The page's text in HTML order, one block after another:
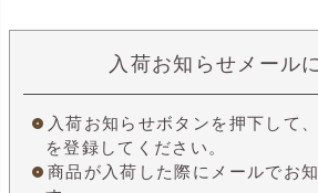
入荷お知らせメール
入荷お知らせボタンを押下して
を登録してください。
商品が入荷した際にメールでお